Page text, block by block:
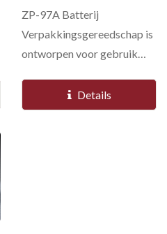
ZP-97A Batterij
Verpakkingsgereedschap is
ontworpen voor gebruik
veeleisende...Details